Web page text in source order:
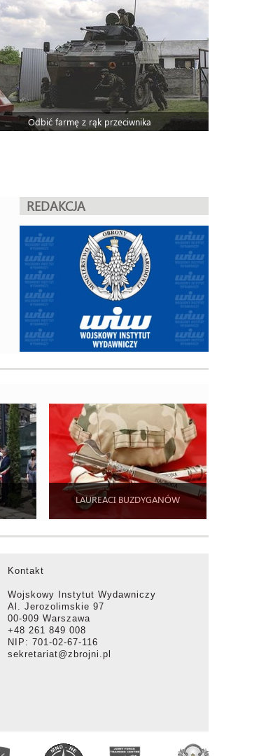
Odbić farmę z rąk przeciwnika
REDAKCJA
LAUREACI BUZDYGANÓW
Kontakt
Wojskowy Instytut Wydawniczy
Al. Jerozolimskie 97
00-909 Warszawa
+48 261 849 008
NIP: 701-02-67-116
sekretariat@zbrojni.pl